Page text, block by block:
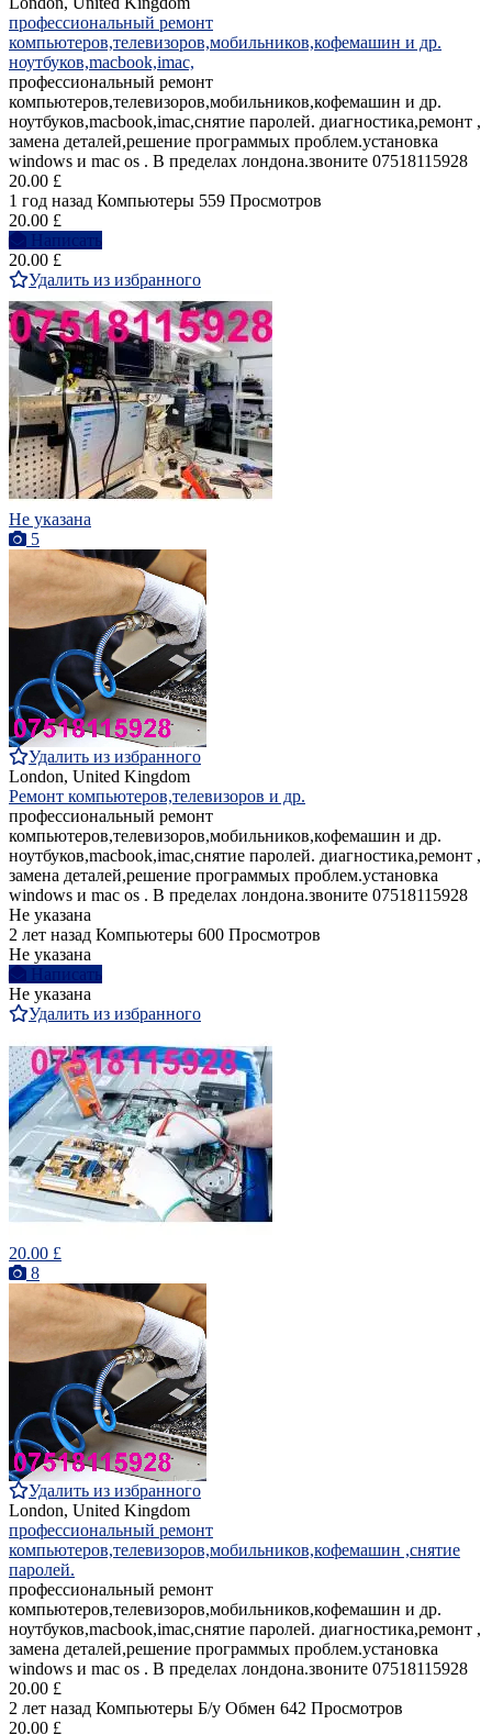
профессиональный ремонт
компьютеров,телевизоров,мобильников,кофемашин и др.
ноутбуков,macbook,imac,
профессиональный ремонт
компьютеров,телевизоров,мобильников,кофемашин и др.
ноутбуков,macbook,imac,снятие паролей. диагностика,ремонт ,
замена деталей,решение программых проблем.установка
windows и mac os . В пределах лондона.звоните 07518115928
20.00 £
1 год назад Компьютеры 559 Просмотров
20.00 £
Написать
20.00 £
Удалить из избранного
Не указана
5
Удалить из избранного
London, United Kingdom
Ремонт компьютеров,телевизоров и др.
профессиональный ремонт
компьютеров,телевизоров,мобильников,кофемашин и др.
ноутбуков,macbook,imac,снятие паролей. диагностика,ремонт ,
замена деталей,решение программых проблем.установка
windows и mac os . В пределах лондона.звоните 07518115928
Не указана
2 лет назад Компьютеры 600 Просмотров
Не указана
Написать
Не указана
Удалить из избранного
20.00 £
8
Удалить из избранного
London, United Kingdom
профессиональный ремонт
компьютеров,телевизоров,мобильников,кофемашин ,снятие
паролей.
профессиональный ремонт
компьютеров,телевизоров,мобильников,кофемашин и др.
ноутбуков,macbook,imac,снятие паролей. диагностика,ремонт ,
замена деталей,решение программых проблем.установка
windows и mac os . В пределах лондона.звоните 07518115928
20.00 £
2 лет назад Компьютеры Б/у Обмен 642 Просмотров
20.00 £